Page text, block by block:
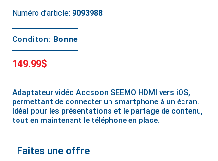
Numéro d’article: 9093988
Conditon: Bonne
149.99$
Adaptateur vidéo Accsoon SEEMO HDMI vers iOS,
permettant de connecter un smartphone à un écran.
Idéal pour les présentations et le partage de contenu,
tout en maintenant le téléphone en place.
Faites une offre